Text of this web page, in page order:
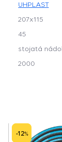
UHPLAST
207x115
45
stojatá
2000
-12%